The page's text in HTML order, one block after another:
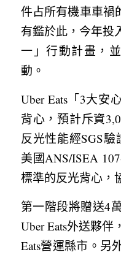
件占所有機車車禍
有鑑於此，今年投
一」行動計畫，
動。
Uber Eats「3大安
背心，預計斥資
反光性能經SGS驗
美國ANS/ISEA
標準的反光背心，
第一階段將贈送4
Uber Eats外送夥
Eats營運縣市。另